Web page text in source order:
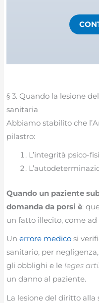
§ 3. Quando la lesione
sanitaria
Abbiamo stabilito che
pilastro:
L’integrità psico-
Quando un paziente
domanda da porsi è:
un fatto illecito, come
Unerrore medico si
sanitario, per
gli obblighi e le leges
un danno al paziente.
La lesione del diritto alla